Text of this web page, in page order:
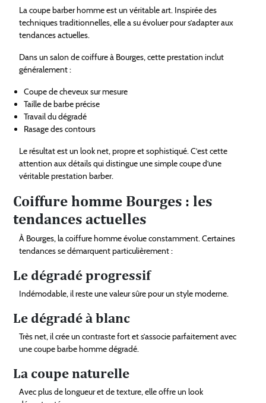
La coupe barber homme est un véritable art. Inspirée des
techniques traditionnelles, elle a su évoluer pour s’adapter aux
tendances actuelles.
Dans un salon de coiffure à Bourges, cette prestation inclut
généralement :
Coupe de cheveux sur mesure
Taille de barbe précise
Travail du dégradé
Rasage des contours
Le résultat est un look net, propre et sophistiqué. C’est cette
attention aux détails qui distingue une simple coupe d’une
véritable prestation barber.
Coiffure homme Bourges : les
tendances actuelles
À Bourges, la coiffure homme évolue constamment. Certaines
tendances se démarquent particulièrement :
Le dégradé progressif
Indémodable, il reste une valeur sûre pour un style moderne.
Le dégradé à blanc
Très net, il crée un contraste fort et s’associe parfaitement avec
une coupe barbe homme dégradé.
La coupe naturelle
Avec plus de longueur et de texture, elle offre un look